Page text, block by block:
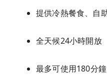
提供冷熱餐食、自
全天候24小時開放
最多可使用180分鐘